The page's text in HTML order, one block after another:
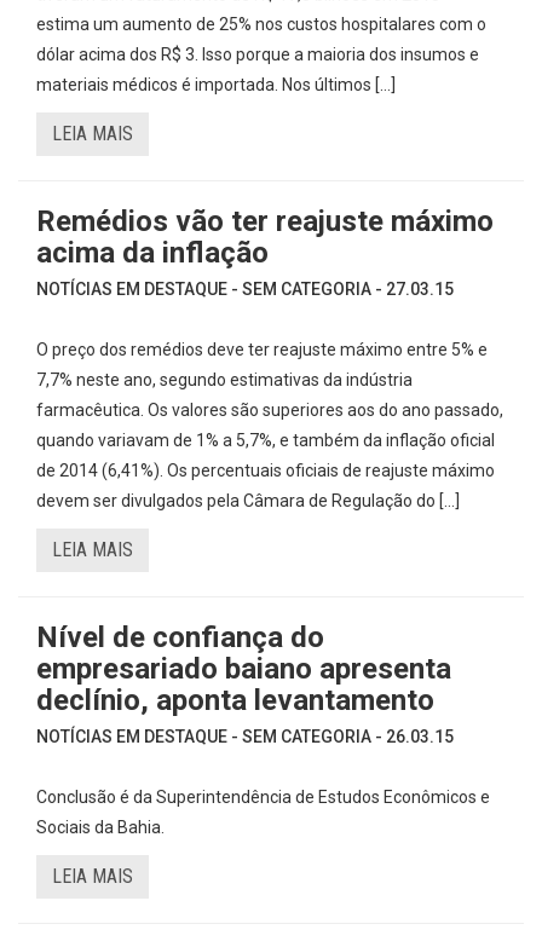
estima um aumento de 25% nos custos hospitalares com o
dólar acima dos R$ 3. Isso porque a maioria dos insumos e
materiais médicos é importada. Nos últimos […]
LEIA MAIS
Remédios vão ter reajuste máximo
acima da inflação
NOTÍCIAS EM DESTAQUE - SEM CATEGORIA - 27.03.15
O preço dos remédios deve ter reajuste máximo entre 5% e
7,7% neste ano, segundo estimativas da indústria
farmacêutica. Os valores são superiores aos do ano passado,
quando variavam de 1% a 5,7%, e também da inflação oficial
de 2014 (6,41%). Os percentuais oficiais de reajuste máximo
devem ser divulgados pela Câmara de Regulação do […]
LEIA MAIS
Nível de confiança do
empresariado baiano apresenta
declínio, aponta levantamento
NOTÍCIAS EM DESTAQUE - SEM CATEGORIA - 26.03.15
Conclusão é da Superintendência de Estudos Econômicos e
Sociais da Bahia.
LEIA MAIS